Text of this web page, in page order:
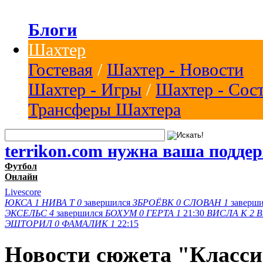
Блоги
Шахтер
Гостевая / Шахтер - Новости
Шахтер - Игры / Шахтер -
Трансферы Шахтера
terrikon.com нужна ваша
Футбол
Онлайн
Livescore
ЮКСА 1 НИВА Т 0 завершился ЗБРОЁВК 0 СЛОВАН 1
ЭКСЕЛЬС 4 завершился БОХУМ 0 ГЕРТА 1 21:30 ВИСЛА K 2
ЭШТОРИЛ 0 ФАМАЛИК 1 22:15
Новости сюжета